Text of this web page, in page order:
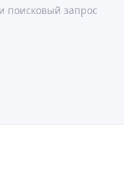
поисковый запрос